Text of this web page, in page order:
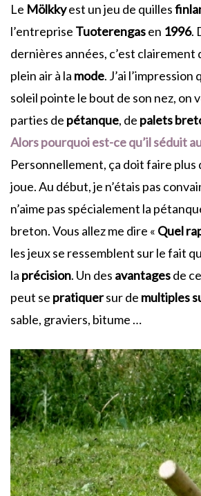
Le Mölkkyest un jeu de quilles
l’entreprise Tuoterengasen 1996.
dernières années, c’est clairement
plein air à la mode. J’ai
soleil pointe le bout de son nez, on
parties de pétanque, de palets
Alors pourquoi est-ce qu’il séduit
Personnellement, ça doit faire plus
joue. Au début, je n’étais pas
n’aime pas spécialement la
breton. Vous allez me dire « Quel
les jeux se ressemblent sur le fait
la précision. Un des avantagesde
peut se pratiquersur de multiples
sable, graviers, bitume …